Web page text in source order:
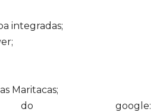
integradas;
Maritacas;
google: